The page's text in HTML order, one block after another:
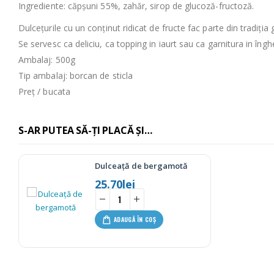
Ingrediente: căpșuni 55%, zahăr, sirop de glucoză-fructoză.
Dulcețurile cu un conținut ridicat de fructe fac parte din tradiția
Se servesc ca deliciu, ca topping in iaurt sau ca garnitura in
Ambalaj: 500g
Tip ambalaj: borcan de sticla
Preț / bucata
S-AR PUTEA SĂ-ȚI PLACĂ ȘI…
Dulceață de bergamotă
25.70lei
ADAUGĂ ÎN COȘ